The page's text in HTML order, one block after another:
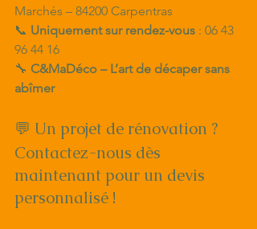
Marchés – 84200 Carpentras
📞 Uniquement sur rendez-vous : 06 43
96 44 16
🔧 C&MaDéco – L’art de décaper sans
abîmer
💬 Un projet de rénovation ?
Contactez-nous dès
maintenant pour un devis
personnalisé !